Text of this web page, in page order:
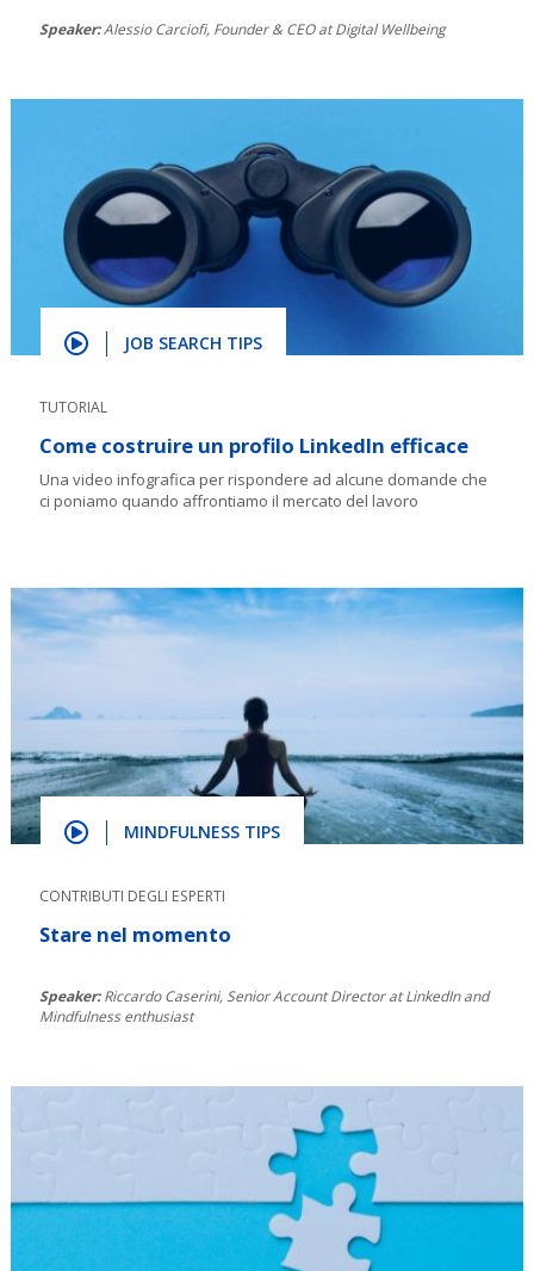
Speaker:Alessio Carciofi, Founder & CEO at Digital Wellbeing
JOB SEARCH TIPS
TUTORIAL
Come costruire un profilo LinkedIn efficace
Una video infografica per rispondere ad alcune domande che
ci poniamo quando affrontiamo il mercato del lavoro
MINDFULNESS TIPS
CONTRIBUTI DEGLI ESPERTI
Stare nel momento
Speaker: Riccardo Caserini, Senior Account Director at LinkedIn and
Mindfulness enthusiast